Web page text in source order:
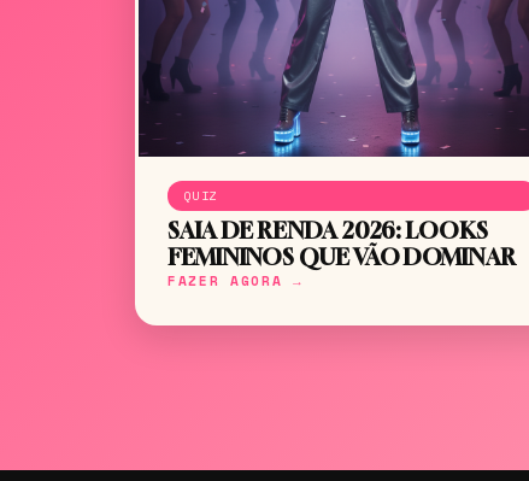
QUIZ
SAIA DE RENDA 2026: LOOKS
FEMININOS QUE VÃO DOMINAR
FAZER AGORA →